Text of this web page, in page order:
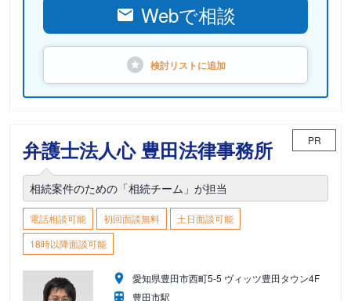
Webで相談
検討リストに追加
弁護士法人心 豊田法律事務所 PR
相続案件のための「相続チーム」が担当
電話相談可能 初回面談無料
土日面談可能
18時以降面談可能
愛知県豊田市西町5-5 ヴィッツ豊田タウン4F
豊田市駅